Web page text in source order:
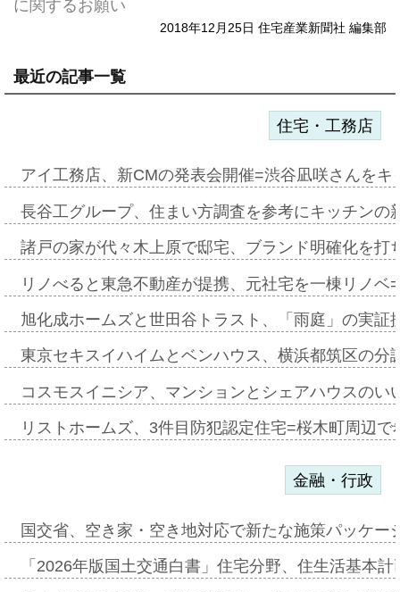
に関するお願い
2018年12月25日 住宅産業新聞社 編集部
最近の記事一覧
住宅・工務店
アイ工務店、新CMの発表会開催=渋谷凪咲さんを
長谷工グループ、住まい方調査を参考にキッチン
諸戸の家が代々木上原で邸宅、ブランド明確化を
リノべると東急不動産が提携、元社宅を一棟リノ
旭化成ホームズと世田谷トラスト、「雨庭」の実
東京セキスイハイムとベンハウス、横浜都筑区の
コスモスイニシア、マンションとシェアハウスの
リストホームズ、3件目防犯認定住宅=桜木町周辺
金融・行政
国交省、空き家・空き地対応で新たな施策パッケ
「2026年版国土交通白書」住宅分野、住生活基本